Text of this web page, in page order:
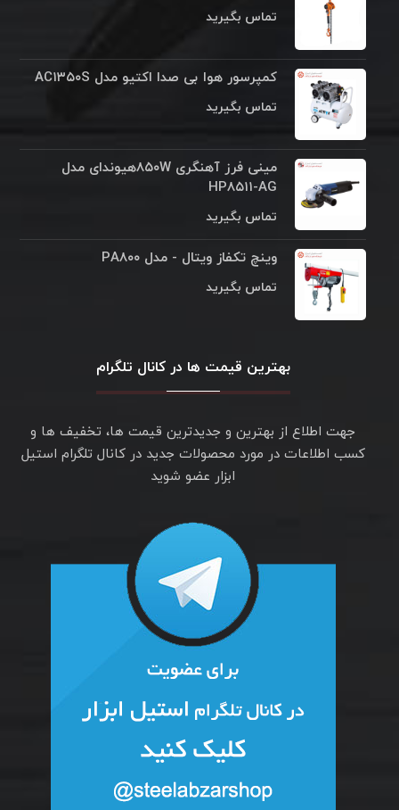
تماس بگیرید
کمپرسور هوا بی صدا اکتیو مدل AC۱۳۵۰S
تماس بگیرید
مینی فرز آهنگری ۸۵۰Wهیوندای مدل
HP۸۵۱۱-AG
تماس بگیرید
وینچ تکفاز ویتال - مدل PA۸۰۰
تماس بگیرید
بهترین قیمت ها در کانال تلگرام
جهت اطلاع از بهترین و جدیدترین قیمت ها، تخفیف ها و
کسب اطلاعات در مورد محصولات جدید در کانال تلگرام استیل
ابزار عضو شوید